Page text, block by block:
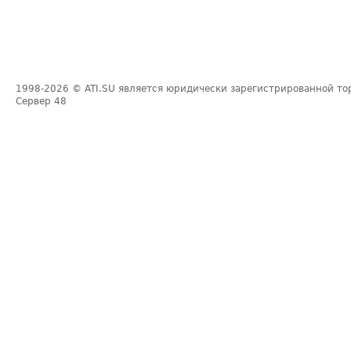
1998-2026 © ATI.SU является юридически зарегистрированной
Сервер 48